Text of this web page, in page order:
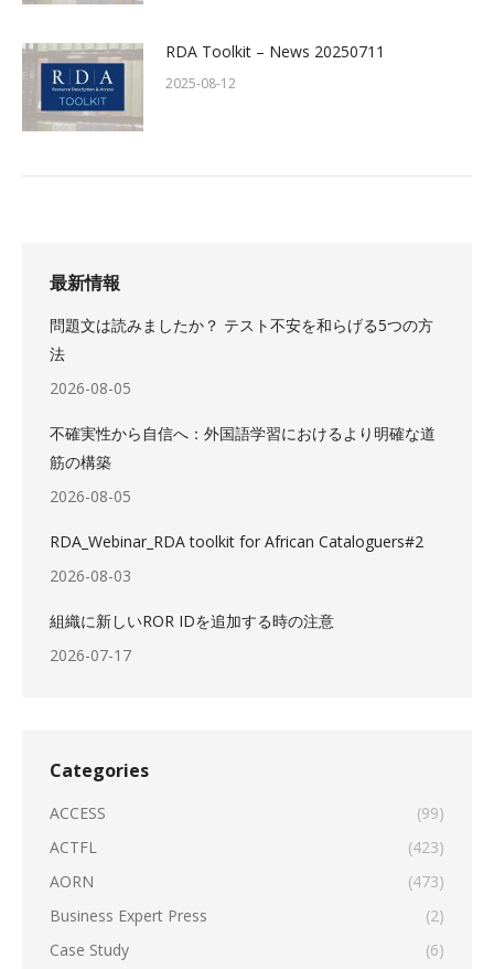
RDA Toolkit – News 20250711
2025-08-12
最新情報
問題文は読みましたか？ テスト不安を和らげる5つの方
法
2026-08-05
不確実性から自信へ：外国語学習におけるより明確な道
筋の構築
2026-08-05
RDA_Webinar_RDA toolkit for African Cataloguers#2
2026-08-03
組織に新しいROR IDを追加する時の注意
2026-07-17
Categories
ACCESS
(99)
ACTFL
(423)
AORN
(473)
Business Expert Press
(2)
Case Study
(6)